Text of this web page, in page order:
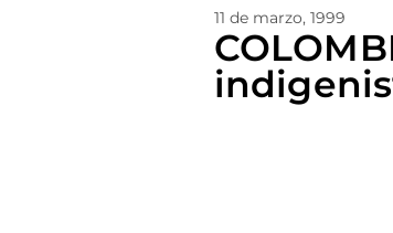
11 de marzo, 1999